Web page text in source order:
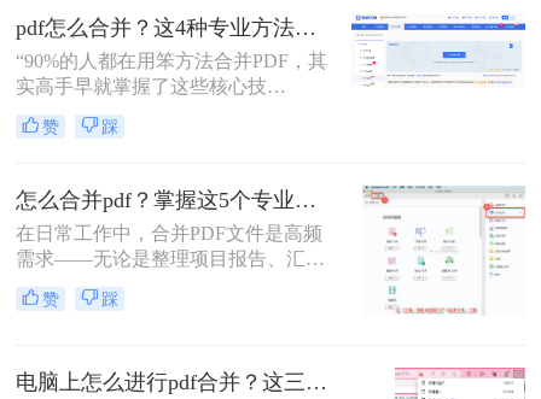
对这一需求时常常感到困惑。那么多
个pdf文件怎么合并成一个文件呢？本
文将详细介绍七种常用且高效的PDF
合并方法，涵盖不同平台、使用场景
和技术水平，助您轻松应对各种PDF
处理需求。
pdf怎么合并？这4种专业方法，让你效率翻倍！
“90%的人都在用笨方法合并PDF，其
实高手早就掌握了这些核心技
巧。”作为一名在电脑办公软件领域
深耕多年的测评博主，每天都会收到
中，“PDF怎么合并”这个问题出现的
频率高居不下。这看似简单的操作，
却实实在在地困扰着众多职场人：报
告整合、资料归档、方案提交……每
一次低效的手动处理，都在悄悄吞噬
你的时间与耐心。
赞 踩
怎么合并pdf？掌握这5个专业方法，效率提升300%！
在日常工作中，合并PDF文件是高频
需求——无论是整理项目报告、汇总
客户资料，还是准备学术论文。但许
多人仍在用低效、有风险的方法处理
我今天为你带来一份系统、专业的
赞 踩
电脑上怎么进行pdf合并？这三招，让你十分钟从小白变高手！